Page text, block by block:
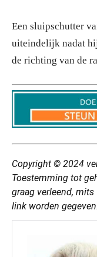
Een sluipschutter
uiteindelijk nadat
de richting van de
Copyright © 2024
Toestemming tot
graag verleend,
link worden gegeven.